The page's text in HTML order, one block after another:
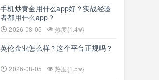
手机炒黄金用什么app好？实战经验
者都用什么app？
2026-08-05 热度{1.4w}
英伦金业怎么样？这个平台正规吗？
2026-08-05 热度{1.5w}